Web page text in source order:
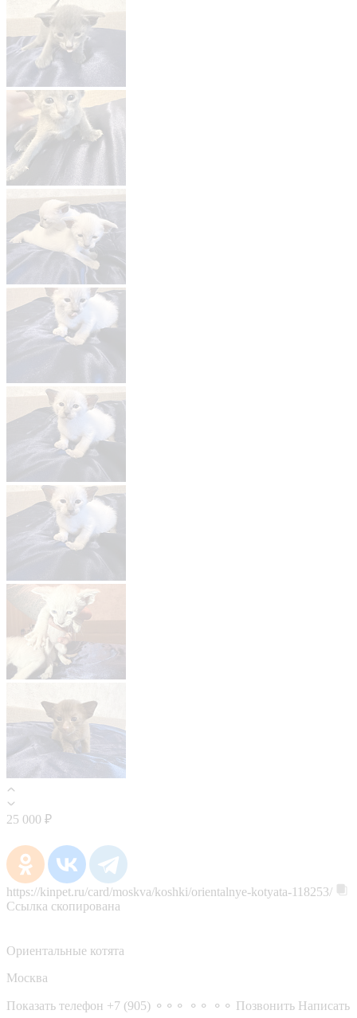
25 000 ₽
https://kinpet.ru/card/moskva/koshki/orientalnye-kotyata-118253/
Ссылка скопирована
Ориентальные котята
Москва
Показать телефон +7 (905) ⚬⚬⚬ ⚬⚬ ⚬⚬ Позвонить Написать